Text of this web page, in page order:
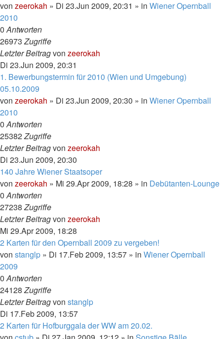
von zeerokah » Di 23.Jun 2009, 20:31 » in Wiener Opernball
2010
0Antworten
26973Zugriffe
Letzter Beitragvon zeerokah
Di 23.Jun 2009, 20:31
1. Bewerbungstermin für 2010 (Wien und Umgebung)
05.10.2009
von zeerokah » Di 23.Jun 2009, 20:30 » in Wiener Opernball
2010
0Antworten
25382Zugriffe
Letzter Beitragvon zeerokah
Di 23.Jun 2009, 20:30
140 Jahre Wiener Staatsoper
von zeerokah » Mi 29.Apr 2009, 18:28 » in Debütanten-Lounge
0Antworten
27238Zugriffe
Letzter Beitragvon zeerokah
Mi 29.Apr 2009, 18:28
2 Karten für den Opernball 2009 zu vergeben!
von stanglp » Di 17.Feb 2009, 13:57 » in Wiener Opernball
2009
0Antworten
24128Zugriffe
Letzter Beitragvon stanglp
Di 17.Feb 2009, 13:57
2 Karten für Hofburggala der WW am 20.02.